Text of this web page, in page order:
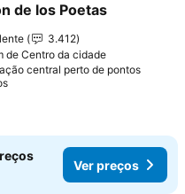
aos favoritos
de los Poetas
3.412
de Centro da cidade
central perto de pontos
Ver preços